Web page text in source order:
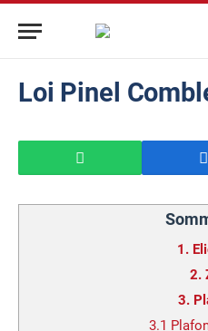
Loi Pinel
1.
2.
3.
3.1